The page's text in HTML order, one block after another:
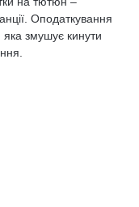
Оподаткування
змушує кинути